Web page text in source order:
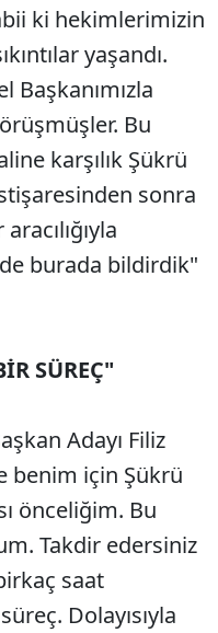
ki hekimlerimizin
yaşandı.
Başkanımızla
Bu
karşılık Şükrü
sonra
burada bildirdik"
SÜREÇ"
Adayı Filiz
benim için Şükrü
önceliğim. Bu
Takdir edersiniz
saat
Dolayısıyla